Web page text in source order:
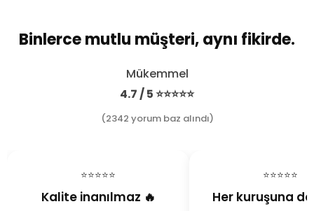
Binlerce mutlu müşteri, aynı fikirde.
Mükemmel
4.7 / 5 ⭐⭐⭐⭐⭐
(2342 yorum baz alındı)
⭐⭐⭐⭐⭐
Kalite inanılmaz 🔥
⭐⭐⭐⭐⭐
Her kuruşuna